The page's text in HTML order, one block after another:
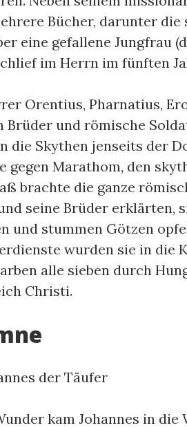
Bücher, darunter die
eine gefallene Jungfrau
im Herrn im fünften
Orentius, Pharnatius,
Brüder und römische
die Skythen jenseits der
gegen Marathom, den
brachte die ganze
seine Brüder erklärten,
und stummen Götzen
wurden sie in die
alle sieben durch
Christi.
der Täufer
kam Johannes in die